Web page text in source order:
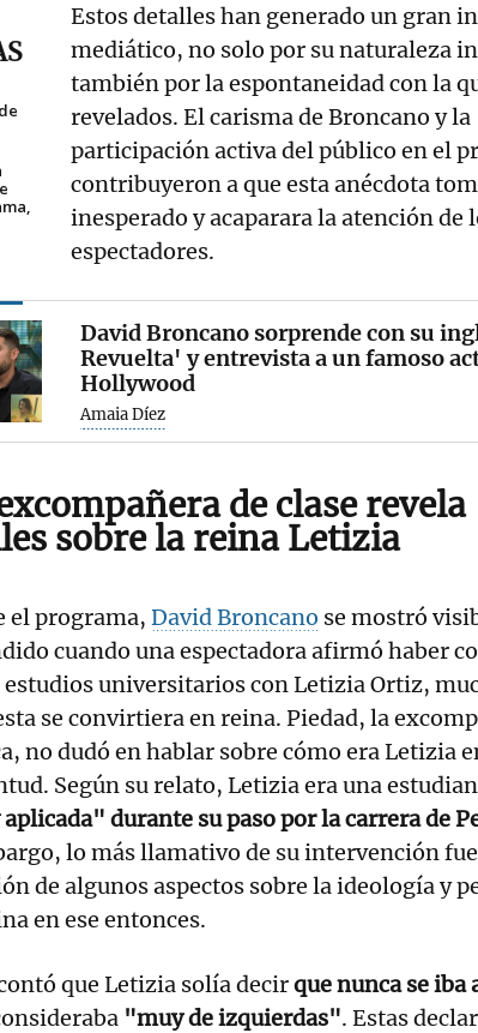
Estos detalles han generado un gran
mediático, no solo por su naturaleza
también por la espontaneidad con la
revelados. El carisma de Broncano y la
participación activa del público en el
contribuyeron a que esta anécdota
inesperado y acaparara la atención de
espectadores.
David Broncano sorprende con su
Revuelta' y entrevista a un famoso
Hollywood
Amaia Díez
de clase revela
sobre la reina Letizia
el programa, David Broncano se mostró
cuando una espectadora afirmó haber
estudios universitarios con Letizia Ortiz,
se convirtiera en reina. Piedad, la
no dudó en hablar sobre cómo era Letizia
Según su relato, Letizia era una
aplicada" durante su paso por la carrera de
lo más llamativo de su intervención
de algunos aspectos sobre la ideología y
en ese entonces.
que Letizia solía decirque nunca se iba
"muy de izquierdas". Estas